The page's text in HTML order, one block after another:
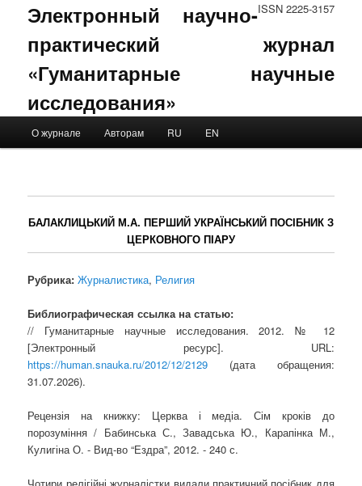
ISSN 2225-3157
Электронный научно-
практический журнал
«Гуманитарные научные
исследования»
Skip to primary content
Skip to secondary content
О журнале Авторам RU EN
БАЛАКЛИЦЬКИЙ М.А. ПЕРШИЙ УКРАЇНСЬКИЙ ПОСІБНИК З
ЦЕРКОВНОГО ПІАРУ
Рубрика: Журналистика, Религия
Библиографическая ссылка на статью:
// Гуманитарные научные исследования. 2012. № 12
[Электронный ресурс]. URL:
https://human.snauka.ru/2012/12/2129 (дата обращения:
31.07.2026).
Рецензія на книжку: Церква і медіа. Сім кроків до
порозуміння / Бабинська С., Завадська Ю., Карапінка М.,
Кулигіна О. - Вид-во “Ездра”, 2012. - 240 с.